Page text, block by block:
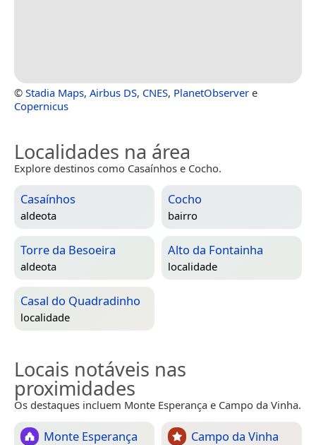
© Stadia Maps, Airbus DS, CNES, PlanetObserver e
Copernicus
Localidades na área
Explore destinos como Casaínhos e Cocho.
Casaínhos
aldeota
Cocho
bairro
Torre da Besoeira
aldeota
Alto da Fontainha
localidade
Casal do Quadradinho
localidade
Locais notáveis nas
proximidades
Os destaques incluem Monte Esperança e Campo da Vinha.
Monte Esperança Campo da Vinha